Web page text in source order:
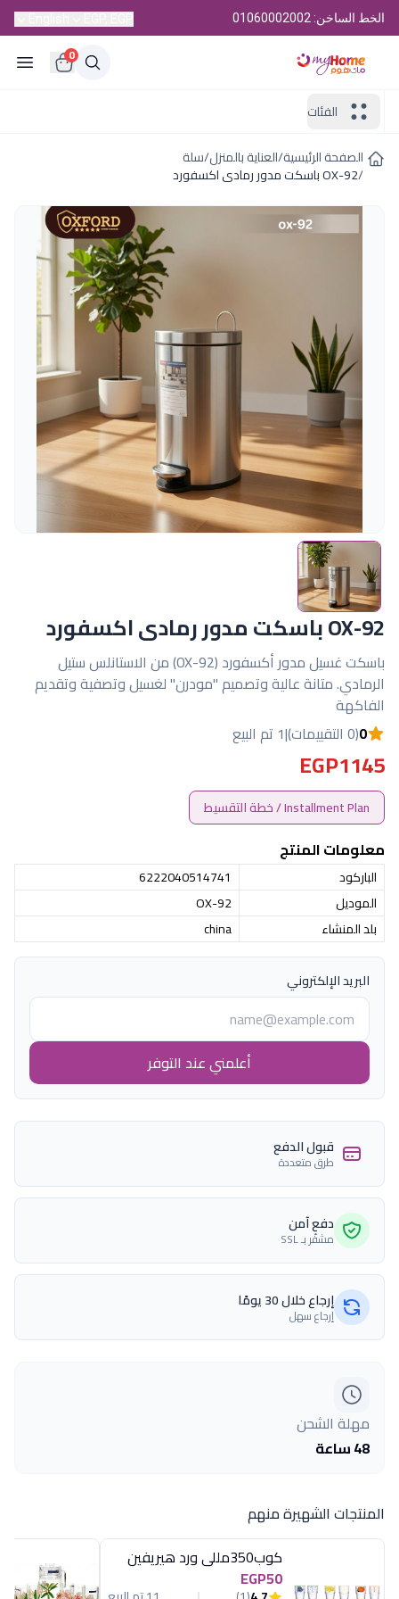
الخط الساخن: 01060002002
0
الفئات
الصفحة الرئيسية/العناية بالمنزل/سلة
/OX-92 باسكت مدور رمادى اكسفورد
OX-92 باسكت مدور رمادى اكسفورد
باسكت غسيل مدور أكسفورد (OX-92) من الاستانلس ستيل
الرمادي. متانة عالية وتصميم "مودرن" لغسيل وتصفية وتقديم
الفاكهة
0(0 التقييمات) |1 تم البيع
EGP1145
Installment Plan / خطة التقسيط
معلومات المنتج
الباركود
6222040514741
الموديل
OX-92
بلد المنشاء
china
البريد الإلكتروني
أعلمني عند التوفر
قبول الدفع
طرق متعددة
دفع آمن
مشفّر بـ SSL
إرجاع خلال 30 يومًا
إرجاع سهل
مهلة الشحن
48 ساعة
المنتجات الشهيرة منهم
كوب350مللى ورد هيريفين
EGP50